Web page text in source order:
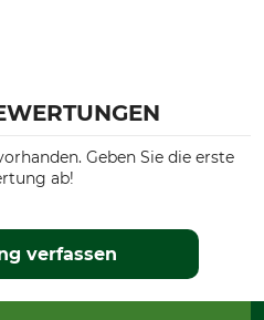
Geben Sie die erste
ab!
verfassen